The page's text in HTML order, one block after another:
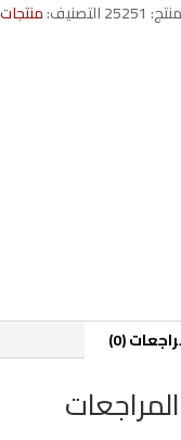
25251التصنيف:
(0)
المراجعات